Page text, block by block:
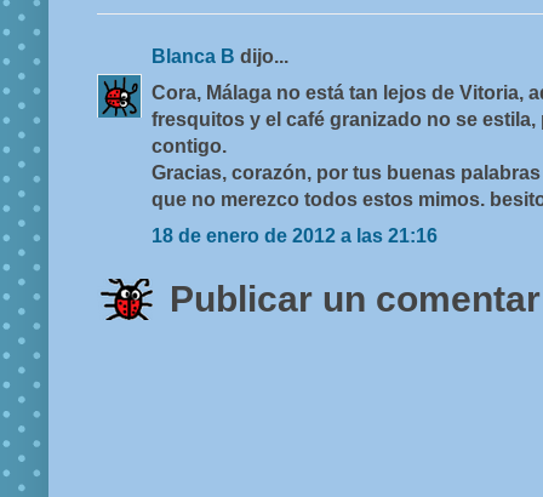
Blanca B dijo...
Cora, Málaga no está tan lejos de Vitoria,
fresquitos y el café granizado no se
contigo.
Gracias, corazón, por tus buenas
que no merezco todos estos mimos.
18 de enero de 2012 a las 21:16
Publicar un